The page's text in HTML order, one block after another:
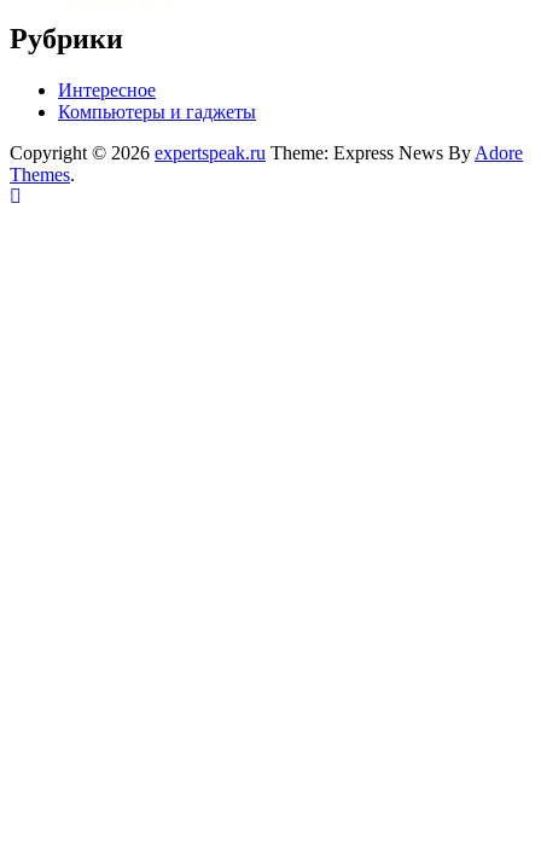
Рубрики
Интересное
Компьютеры и гаджеты
Copyright © 2026 expertspeak.ru Theme: Express News By Adore
Themes.